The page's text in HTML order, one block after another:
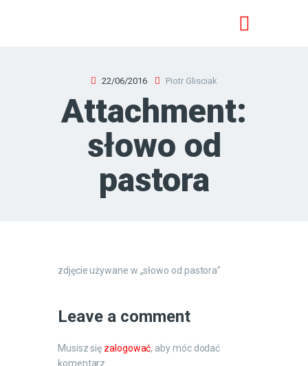
22/06/2016 Piotr Glisciak
Attachment:
słowo od
pastora
SPOTKANIA PRZY BIBLII
JEZUS JEST PANEM
NAUCZANIE
KONTAKT
zdjęcie używane w „słowo od pastora”
Leave a comment
Musisz się zalogować, aby móc dodać
komentarz.